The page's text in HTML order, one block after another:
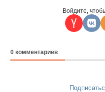
Войдите,
0 комментариев